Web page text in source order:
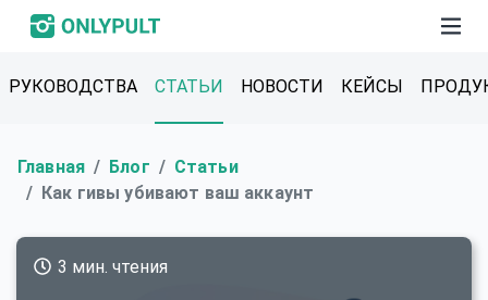
РУКОВОДСТВА СТАТЬИ НОВОСТИ КЕЙСЫ
Главная Блог
Статьи
Как гивы убивают ваш аккаунт
3 мин. чтения